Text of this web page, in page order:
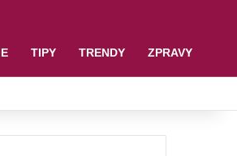
TIPY TRENDY ZPRAVY